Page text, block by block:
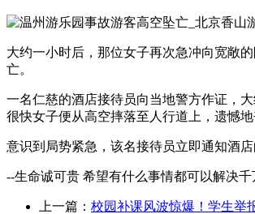
大约一小时后，那位女子再次急冲向宽敞
亡。
一名仁慈的酒店接待员向当地警方作证，
很快女子便从高空摔落至人行道上，遗憾地
意识到局势紧急，该名接待员立即通知酒
--生命诚可贵 希望有什么事情都可以解决
上一篇： 校园补课风波惊爆！学生举